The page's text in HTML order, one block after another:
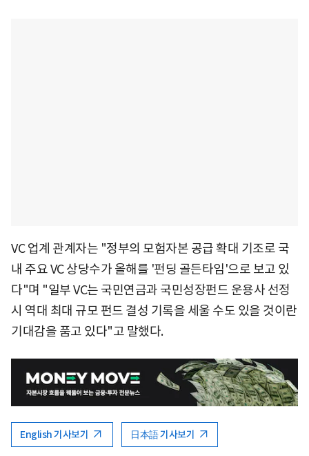
VC 업계 관계자는 "정부의 모험자본 공급 확대 기조로 국
내 주요 VC 상당수가 올해를 '펀딩 골든타임'으로 보고 있
다"며 "일부 VC는 국민연금과 국민성장펀드 운용사 선정
시 역대 최대 규모 펀드 결성 기록을 세울 수도 있을 것이란
기대감을 품고 있다"고 말했다.
English 기사보기 日本語 기사보기